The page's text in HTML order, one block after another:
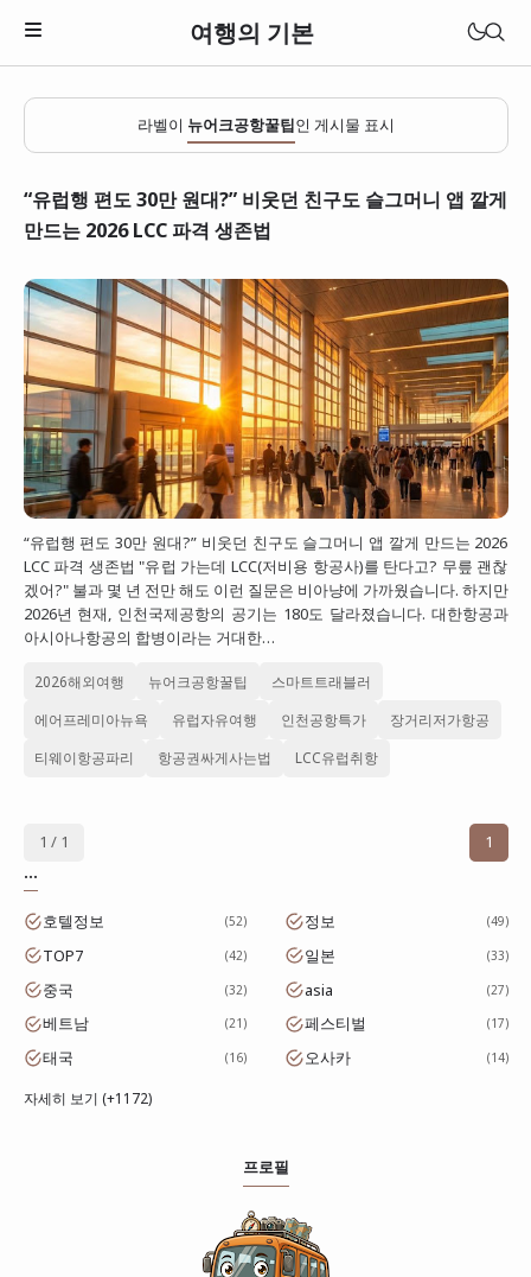
여행의 기본
일본
베트남
태국
대만
프랑스
이탈리아
스위스
스페인
라벨이 뉴어크공항꿀팁인 게시물 표시
“유럽행 편도 30만 원대?” 비웃던 친구도 슬그머니 앱 깔게
만드는 2026 LCC 파격 생존법
“유럽행 편도 30만 원대?” 비웃던 친구도 슬그머니 앱 깔게 만드는 2026
LCC 파격 생존법 "유럽 가는데 LCC(저비용 항공사)를 탄다고? 무릎 괜찮
겠어?" 불과 몇 년 전만 해도 이런 질문은 비아냥에 가까웠습니다. 하지만
2026년 현재, 인천국제공항의 공기는 180도 달라졌습니다. 대한항공과
아시아나항공의 합병이라는 거대한…
2026해외여행 뉴어크공항꿀팁 스마트트래블러
에어프레미아뉴욕 유럽자유여행 인천공항특가 장거리저가항공
티웨이항공파리 항공권싸게사는법 LCC유럽취항
1 / 1
1
...
호텔정보 52 정보 49
TOP7 42 일본 33
중국 32 asia 27
베트남 21 페스티벌 17
태국 16 오사카 14
자세히 보기 (+1172)
프로필